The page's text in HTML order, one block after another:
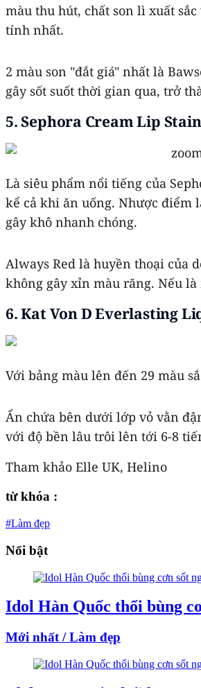
màu thu hút, chất son lì xuất
tính nhất.
2 màu son "đắt giá" nhất là
gây sốt suốt thời gian qua, trở
5. Sephora Cream Lip Stain
Là siêu phẩm nổi tiếng của
kể cả khi ăn uống. Nhược điểm
gây khô nhanh chóng.
Always Red là huyền thoại của
không gây xỉn màu răng. Nếu
6. Kat Von D Everlasting
Với bảng màu lên đến 29 màu
Ẩn chứa bên dưới lớp vỏ vằn
với độ bền lâu trôi lên tới 6-8
Tham khảo Elle UK, Helino
từ khóa :
#Làm đẹp
Nổi bật
Idol Hàn Quốc thổi bùng
Mới nhất / Làm đẹp